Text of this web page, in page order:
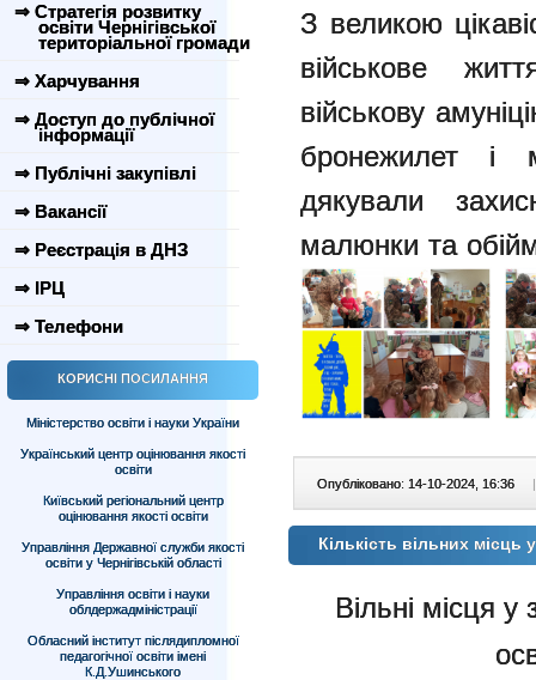
⇒ Стратегія розвитку
освіти Чернігівської
територіальної громади
⇒ Харчування
⇒ Доступ до публічної
інформації
⇒ Публічні закупівлі
⇒ Вакансії
⇒ Реєстрація в ДНЗ
⇒ ІРЦ
⇒ Телефони
КОРИСНІ ПОСИЛАННЯ
Міністерство освіти і науки України
Український центр оцінювання якості
освіти
Київський регіональний центр
оцінювання якості освіти
Управління Державної служби якості
освіти у Чернігівській області
Управління освіти і науки
облдержадміністрації
Обласний інститут післядипломної
педагогічної освіти імені
К.Д.Ушинського
З великою
військове
військову
бронежилет і
дякували
малюнки та
Опубліковано: 14-10-2024, 16:36 |
Кількість вільних
Вільні місця у